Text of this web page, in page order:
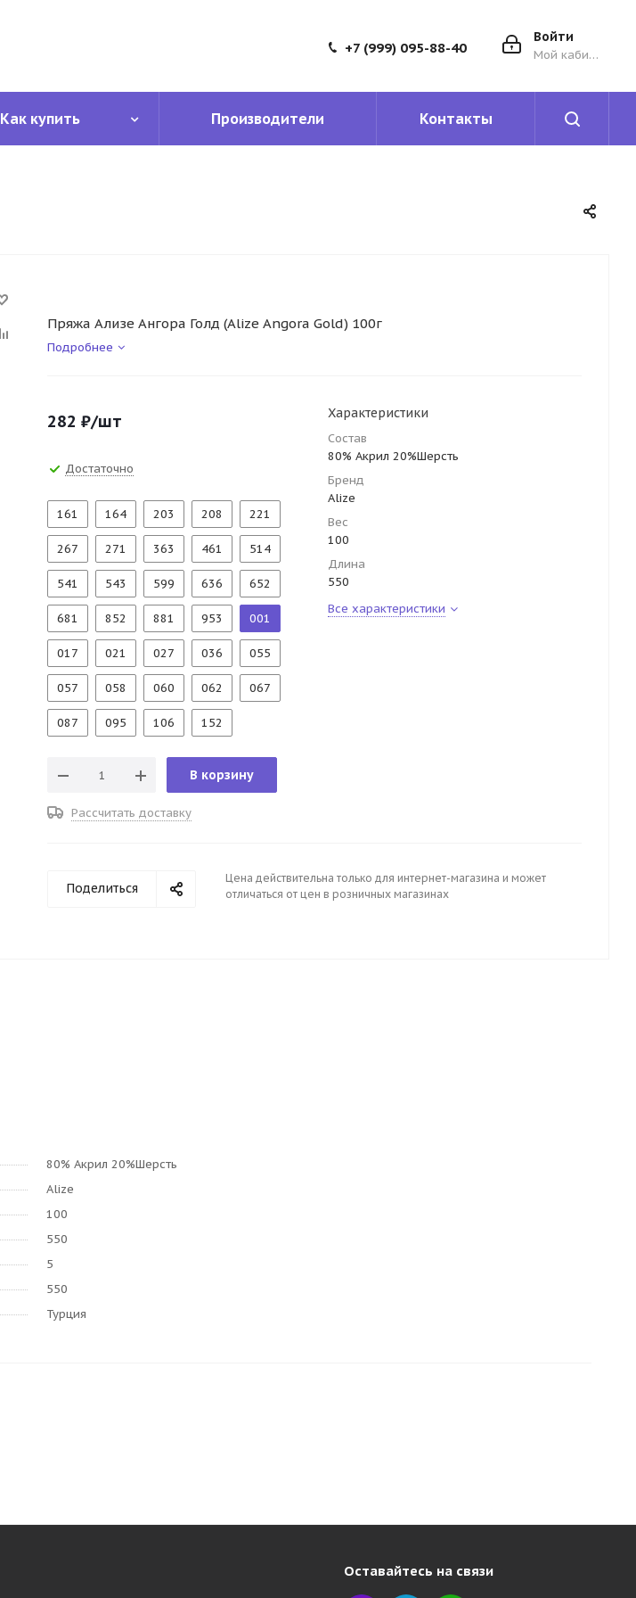
Войти
Мой кабинет
+7 (999) 095-88-40
Как купить Производители Контакты
Пряжа Ализе Ангора Голд (Alize Angora Gold) 100г
Подробнее
282 ₽/шт
Достаточно
161 164 203 208 221
267 271 363 461 514
541 543 599 636 652
681 852 881 953 001
017 021 027 036 055
057 058 060 062 067
087 095 106 152
В корзину
Рассчитать доставку
Характеристики
Состав
80% Акрил 20%Шерсть
Бренд
Alize
Вес
100
Длина
550
Все характеристики
Поделиться
Цена действительна только для интернет-магазина и может
отличаться от цен в розничных магазинах
80% Акрил 20%Шерсть
Alize
100
550
5
550
Турция
Оставайтесь на связи